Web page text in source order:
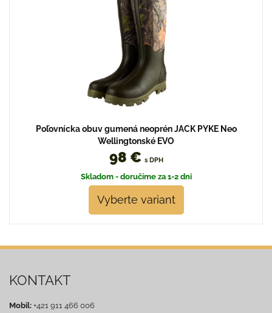
Poľovnícka obuv gumená neoprén JACK PYKE Neo
Wellingtonské EVO
98 € s DPH
Skladom - doručíme za 1-2 dni
Vyberte variant
KONTAKT
Mobil: +421 911 466 006